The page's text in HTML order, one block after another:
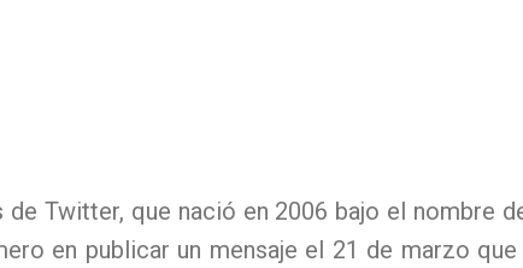
de Twitter, que nació en 2006 bajo el nombre
en publicar un mensaje el 21 de marzo